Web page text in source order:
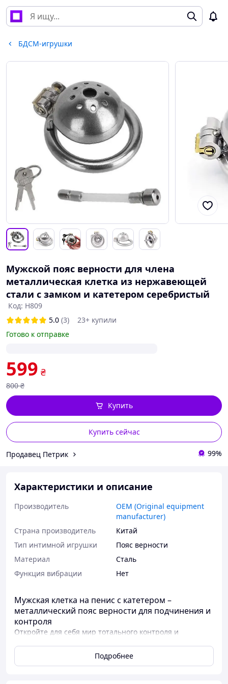
БДСМ-игрушки
Мужской пояс верности для члена
металлическая клетка из нержавеющей
стали с замком и катетером серебристый
Код: H809
5.0 (3)
23+ купили
Готово к отправке
599 ₴
800 ₴
Купить сейчас
Купить
Продавец Петрик 99%
Характеристики и описание
Производитель
OEM (Original equipment
manufacturer)
Страна производитель
Китай
Тип интимной игрушки
Пояс верности
Материал
Сталь
Функция вибрации
Нет
Мужская клетка на пенис с катетером –
металлический пояс верности для подчинения и
контроля
Откройте для себя мир тотального контроля и
нержавеющей стали. Эта стальная клетка для члена с
катетером разработана для тех, кто готов к новым
Подробнее